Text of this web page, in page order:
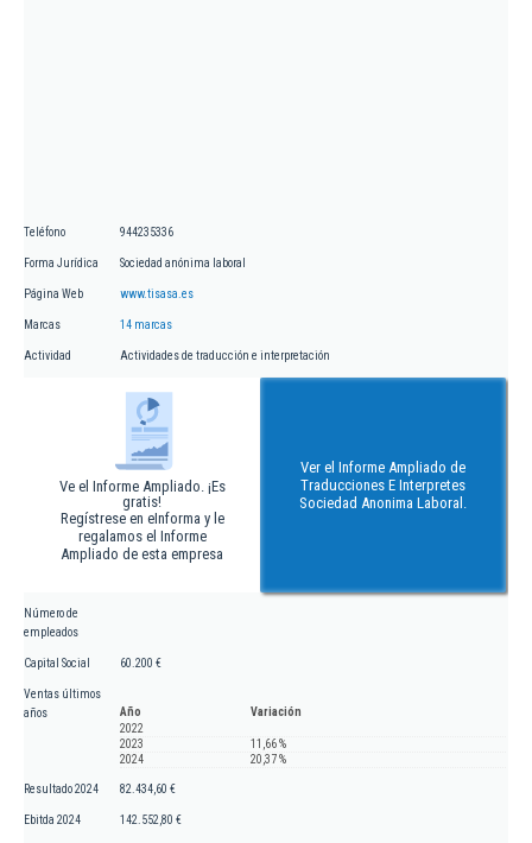
Teléfono 944235336
Forma Jurídica Sociedad anónima laboral
Página Web www.tisasa.es
Marcas 14 marcas
Actividad Actividades de traducción e interpretación
Ve el Informe Ampliado. ¡Es
gratis!
Regístrese en eInforma y le
regalamos el Informe
Ampliado de esta empresa
Ver el Informe Ampliado de
Traducciones E Interpretes
Sociedad Anonima Laboral.
Número de
empleados
Capital Social 60.200 €
Ventas últimos
años
Año
Variación
2022
2023
11,66 %
2024
20,37 %
Resultado 2024 82.434,60 €
Ebitda 2024 142.552,80 €